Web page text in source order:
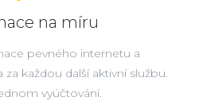
na míru
pevného internetu a
každou další aktivní službu.
vyúčtování.